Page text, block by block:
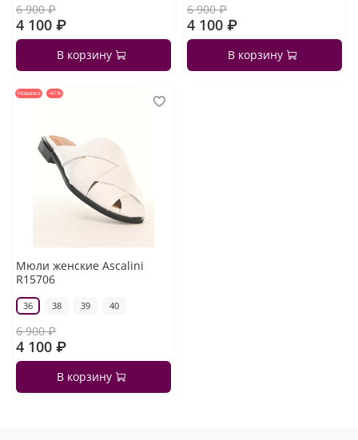
6 900 ₽
4 100 ₽
В корзину
6 900 ₽
4 100 ₽
В корзину
Новинка -41%
Мюли женские Ascalini
R15706
36 38 39 40
6 900 ₽
4 100 ₽
В корзину